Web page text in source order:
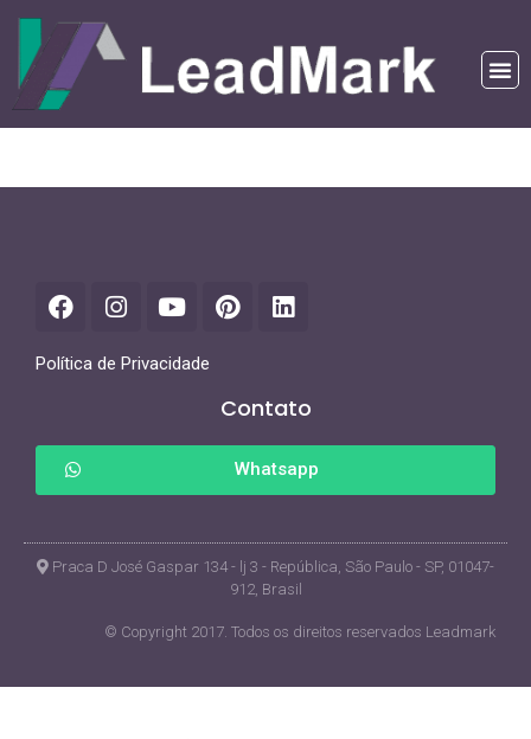
Política de Privacidade
Contato
Whatsapp
Praca D José Gaspar 134 - lj 3 - República, São Paulo - SP, 01047-
912, Brasil
© Copyright 2017. Todos os direitos reservados Leadmark